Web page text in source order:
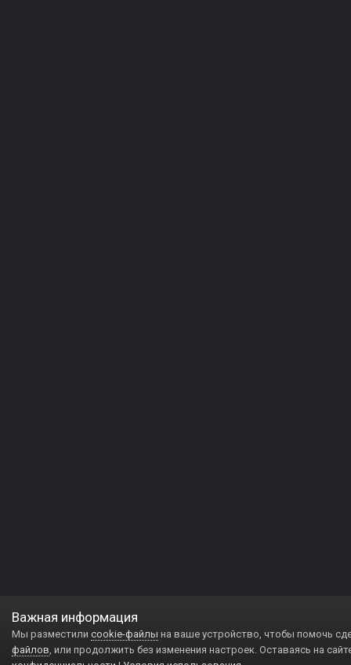
Важная информация
Мы разместили cookie-файлы на ваше устройство, чтобы помочь
файлов, или продолжить без изменения настроек. Оставаясь на